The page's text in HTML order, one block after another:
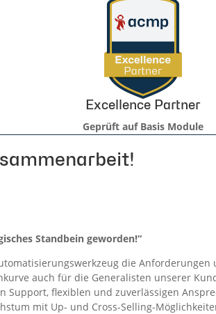
Excellence Partner
Geprüft auf Basis Module
Standbein geworden!“
die Anforderungen
auch für die Generalisten unserer
flexiblen und zuverlässigen
mit Up- und Cross-Selling-